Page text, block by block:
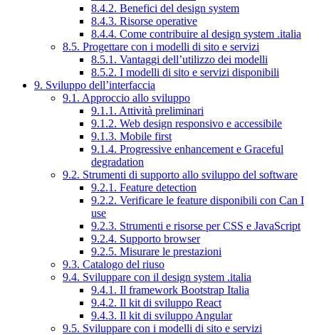
8.4.2. Benefici del design system
8.4.3. Risorse operative
8.4.4. Come contribuire al design system .italia
8.5. Progettare con i modelli di sito e servizi
8.5.1. Vantaggi dell’utilizzo dei modelli
8.5.2. I modelli di sito e servizi disponibili
9. Sviluppo dell’interfaccia
9.1. Approccio allo sviluppo
9.1.1. Attività preliminari
9.1.2. Web design responsivo e accessibile
9.1.3. Mobile first
9.1.4. Progressive enhancement e Graceful
degradation
9.2. Strumenti di supporto allo sviluppo del software
9.2.1. Feature detection
9.2.2. Verificare le feature disponibili con Can I
use
9.2.3. Strumenti e risorse per CSS e JavaScript
9.2.4. Supporto browser
9.2.5. Misurare le prestazioni
9.3. Catalogo del riuso
9.4. Sviluppare con il design system .italia
9.4.1. Il framework Bootstrap Italia
9.4.2. Il kit di sviluppo React
9.4.3. Il kit di sviluppo Angular
9.5. Sviluppare con i modelli di sito e servizi